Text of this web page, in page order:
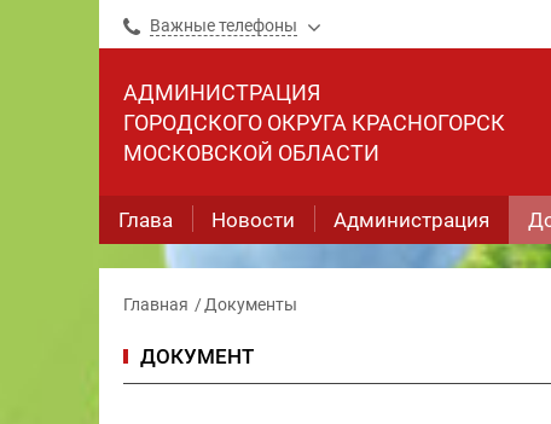
Важные телефоны
АДМИНИСТРАЦИЯ
ГОРОДСКОГО ОКРУГА КРАСНОГОРСК
МОСКОВСКОЙ ОБЛАСТИ
Глава Новости Администрация
Главная Документы
ДОКУМЕНТ